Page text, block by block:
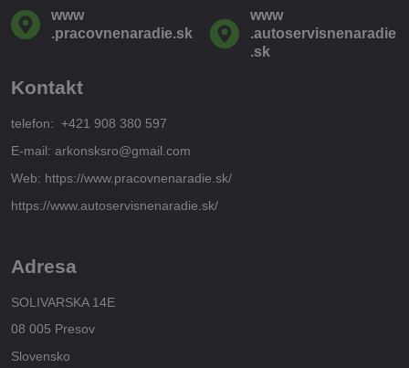
www​
.pracovnenaradie​.sk
www​
.autoservisnenaradie​
.sk
Kontakt
telefon: +421 908 380 597
E-mail: arkonsksro@gmail.com
Web: https://www.pracovnenaradie.sk/
https://www.autoservisnenaradie.sk/
Adresa
SOLIVARSKA 14E
08 005 Presov
Slovensko